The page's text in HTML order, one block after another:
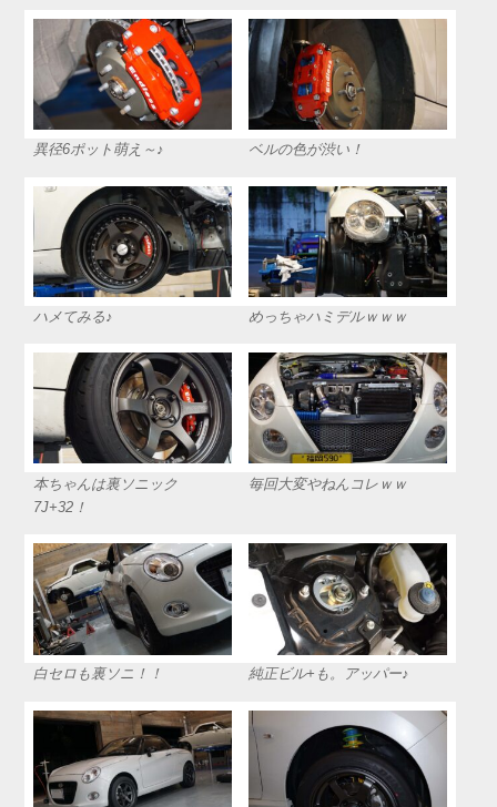
異径6ポット萌え～♪ ベルの色が渋い！
ハメてみる♪ めっちゃハミデルｗｗｗ
本ちゃんは裏ソニック
7J+32！
毎回大変やねんコレｗｗ
白セロも裏ソニ！！ 純正ビル+も。アッパー♪